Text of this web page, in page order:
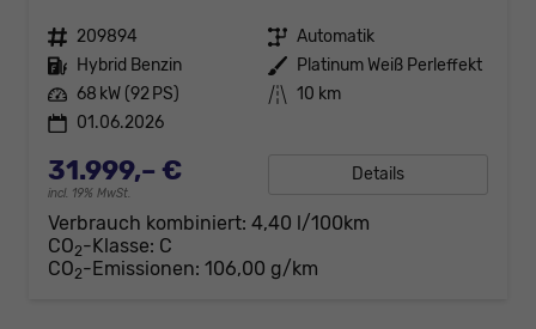
Fahrzeugnr. 209894 Getriebe Automatik
Kraftstoff Hybrid Benzin Außenfarbe Platinum Weiß Perleffekt
Leistung 68 kW (92 PS) Kilometerstand 10 km
01.06.2026
31.999,– €
incl. 19% MwSt.
Details
Verbrauch kombiniert: 4,40 l/100km
CO2-Klasse: C
CO2-Emissionen: 106,00 g/km